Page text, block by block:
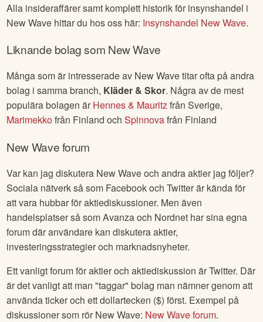
Alla insideraffärer samt komplett historik för insynshandel i
New Wave hittar du hos oss här: Insynshandel New Wave.
Liknande bolag som New Wave
Många som är intresserade av New Wavetitar ofta på andra
bolag i samma branch, Kläder & Skor. Några av de mest
populära bolagen är Hennes & MauritzfrånSverige,
Marimekkofrån Finland ochSpinnovafrån Finland
New Waveforum
Var kan jag diskutera New Waveoch andra aktier jag följer?
Sociala nätverk så som Facebook och Twitter är kända för
att vara hubbar för aktiediskussioner. Men även
handelsplatser så som Avanza och Nordnet har sina egna
forum där användare kan diskutera aktier,
investeringsstrategier och marknadsnyheter.
Ett vanligt forum för aktier och aktiediskussion är Twitter. Där
är det vanligt att man "taggar" bolag man nämner genom att
använda ticker och ett dollartecken ($) först. Exempel på
diskussioner som rör New Wave: New Waveforum.